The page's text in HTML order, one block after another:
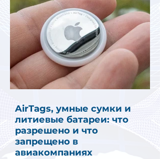
AirTags, умные сумки и
литиевые батареи: что
разрешено и что
запрещено в
авиакомпаниях